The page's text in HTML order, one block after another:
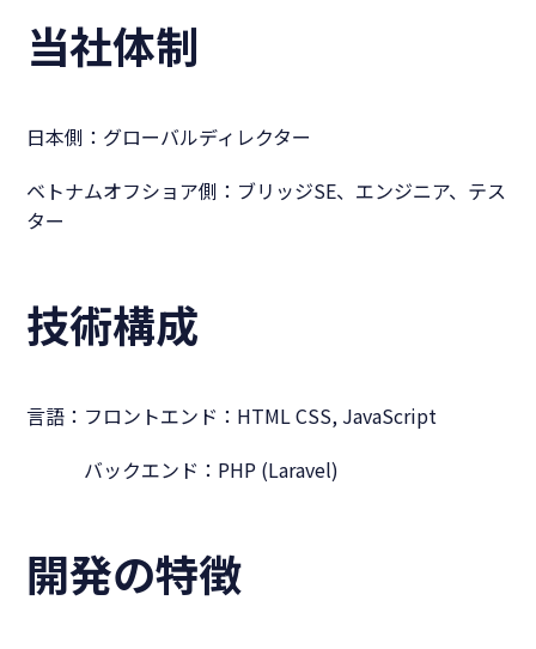
当社体制
日本側：グローバルディレクター
ベトナムオフショア側：ブリッジSE、エンジニア、テス
ター
技術構成
言語：フロントエンド： HTML CSS, JavaScript
バックエンド：PHP (Laravel)
開発の特徴